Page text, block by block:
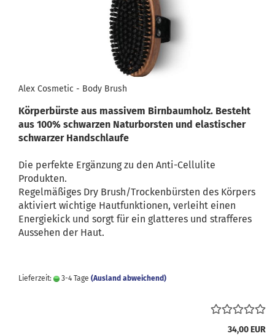
Alex Cosmetic - Body Brush
Körperbürste aus massivem Birnbaumholz. Besteht
aus 100% schwarzen Naturborsten und elastischer
schwarzer Handschlaufe
Die perfekte Ergänzung zu den Anti-Cellulite
Produkten.
Regelmäßiges Dry Brush/Trockenbürsten des Körpers
aktiviert wichtige Hautfunktionen, verleiht einen
Energiekick und sorgt für ein glatteres und strafferes
Aussehen der Haut.
Lieferzeit: 3-4 Tage (Ausland abweichend)
34,00 EUR